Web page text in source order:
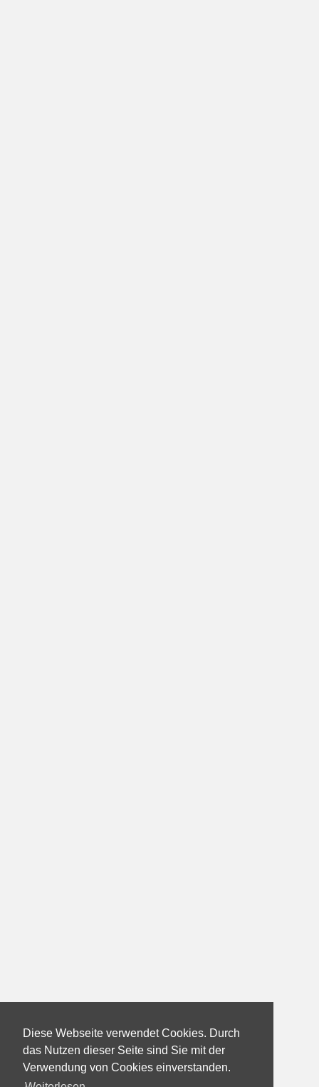
Diese Webseite verwendet Cookies. Durch
das Nutzen dieser Seite sind Sie mit der
Verwendung von Cookies einverstanden.